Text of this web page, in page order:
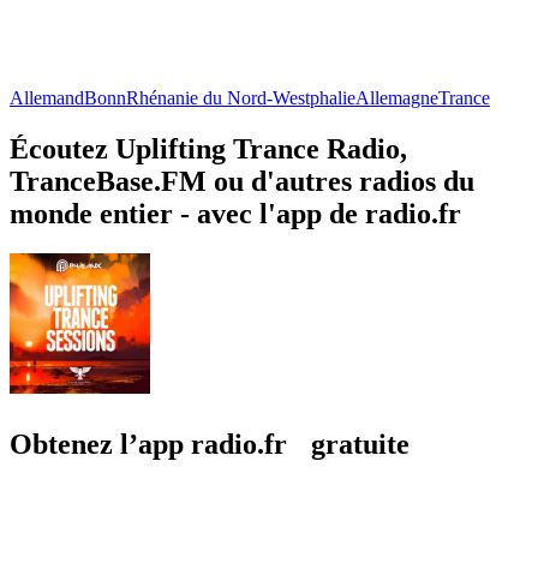
AllemandBonnRhénanie du Nord-WestphalieAllemagneTrance
Écoutez Uplifting Trance Radio,
TranceBase.FM ou d'autres radios du
monde entier - avec l'app de radio.fr
Obtenez l’app radio.fr gratuite